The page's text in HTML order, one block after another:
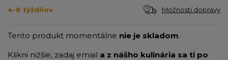
4-8 týždňov Možnosti dopravy
Tento produkt momentálne nie je skladom.
Klikni nižšie, zadaj email a z nášho kulinária sa ti po